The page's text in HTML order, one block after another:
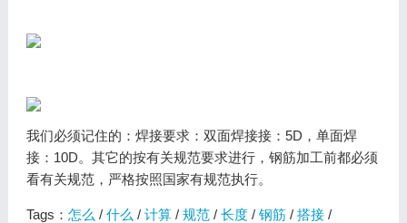
我们必须记住的：焊接要求：双面焊接接：5D，单面焊
接：10D。其它的按有关规范要求进行，钢筋加工前都必须
看有关规范，严格按照国家有规范执行。
Tags： 怎么 / 什么 / 计算/ 规范/ 长度/ 钢筋/ 搭接/